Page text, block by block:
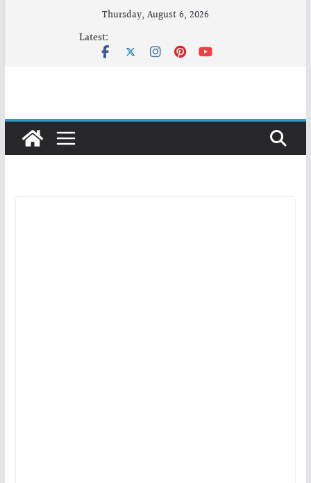
Thursday, August 6, 2026
Latest: